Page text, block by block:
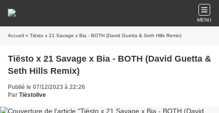
MENU
Accueil » Tiësto x 21 Savage x Bia - BOTH (David Guetta & Seth Hills Remix)
Tiësto x 21 Savage x Bia - BOTH (David Guetta &
Seth Hills Remix)
Publié le 07/12/2023 à 22:26
Par Tiëstolive